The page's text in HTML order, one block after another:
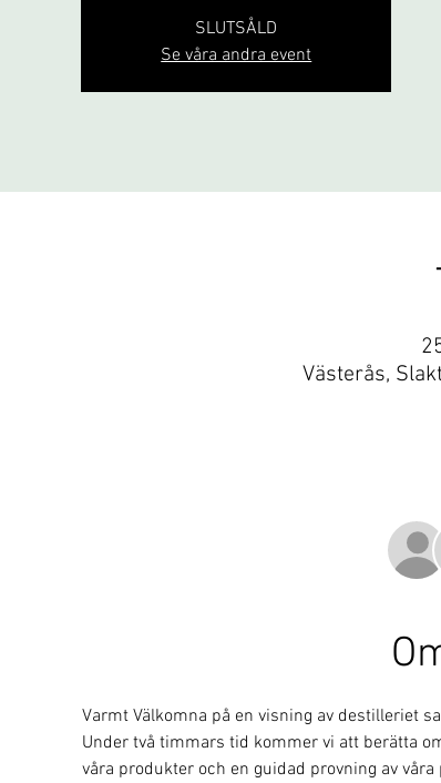
SLUTSÅLD
Se våra andra event
Västerås,
Varmt Välkomna på en visning av destilleriet
Under två timmars tid kommer vi att berätta
våra produkter och en guidad provning av